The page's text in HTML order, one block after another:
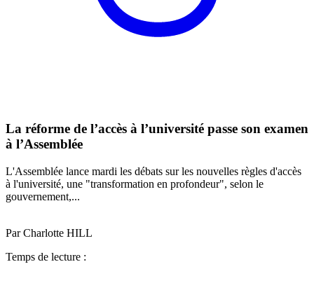
La réforme de l’accès à l’université passe son examen
à l’Assemblée
L'Assemblée lance mardi les débats sur les nouvelles règles d'accès
à l'université, une "transformation en profondeur", selon le
gouvernement,...
Par Charlotte HILL
Temps de lecture :